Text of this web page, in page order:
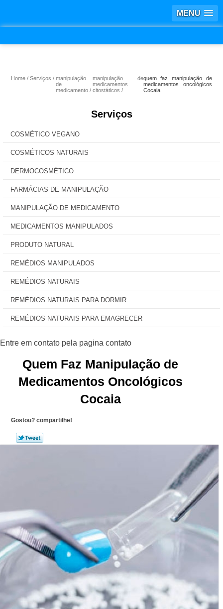
MENU
Home Serviços
manipulação
de
medicamento
manipulação de
medicamentos
citostáticos
quem faz manipulação de
medicamentos oncológicos
Cocaia
Serviços
COSMÉTICO VEGANO
COSMÉTICOS NATURAIS
DERMOCOSMÉTICO
FARMÁCIAS DE MANIPULAÇÃO
MANIPULAÇÃO DE MEDICAMENTO
MEDICAMENTOS MANIPULADOS
PRODUTO NATURAL
REMÉDIOS MANIPULADOS
REMÉDIOS NATURAIS
REMÉDIOS NATURAIS PARA DORMIR
REMÉDIOS NATURAIS PARA EMAGRECER
Quem Faz Manipulação de
Medicamentos Oncológicos
Cocaia
Gostou? compartilhe!